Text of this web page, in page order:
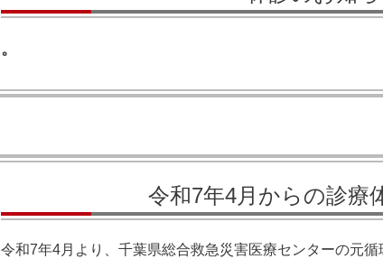
。
令和7年4月からの診療
令和7年4月より、千葉県総合救急災害医療センターの元